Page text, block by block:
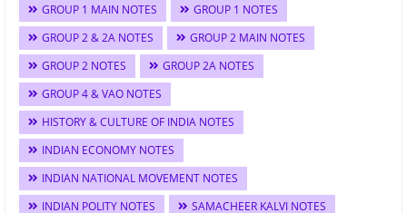
GROUP 1 MAIN NOTES
GROUP 1 NOTES
GROUP 2 & 2A NOTES
GROUP 2 MAIN NOTES
GROUP 2 NOTES
GROUP 2A NOTES
GROUP 4 & VAO NOTES
HISTORY & CULTURE OF INDIA NOTES
INDIAN ECONOMY NOTES
INDIAN NATIONAL MOVEMENT NOTES
INDIAN POLITY NOTES
SAMACHEER KALVI NOTES